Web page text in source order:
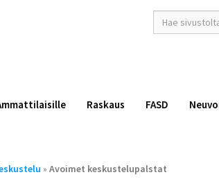
hakusana(t)
*
Raskaus FASD
» Avoimet keskustelupalstat